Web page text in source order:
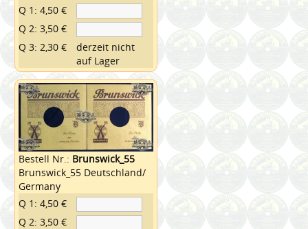
Q 1: 4,50 €
Q 2: 3,50 €
Q 3: 2,30 €
derzeit nicht
auf Lager
Bestell Nr.: Brunswick_55
Brunswick_55 Deutschland/
Germany
Q 1: 4,50 €
Q 2: 3,50 €